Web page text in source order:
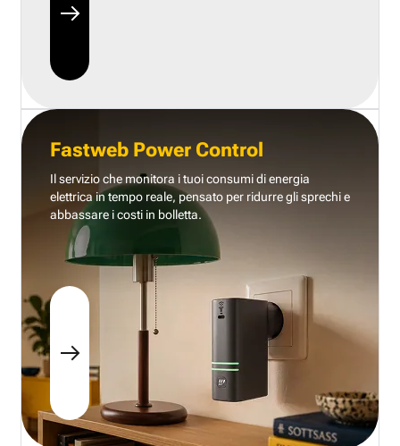
Fastweb Power Control
Il servizio che monitora i tuoi consumi di energia
elettrica in tempo reale, pensato per ridurre gli sprechi e
abbassare i costi in bolletta.